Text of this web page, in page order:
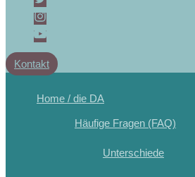
Kontakt
Home / die DA
Häufige Fragen (FAQ)
Unterschiede